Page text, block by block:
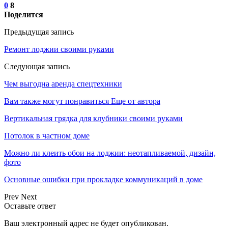
0 8
Поделится
Предыдущая запись
Ремонт лоджии своими руками
Следующая запись
Чем выгодна аренда спецтехники
Вам также могут понравиться Еще от автора
Вертикальная грядка для клубники своими руками
Потолок в частном доме
Можно ли клеить обои на лоджии: неотапливаемой, дизайн,
фото
Основные ошибки при прокладке коммуникаций в доме
Prev Next
Оставьте ответ
Ваш электронный адрес не будет опубликован.